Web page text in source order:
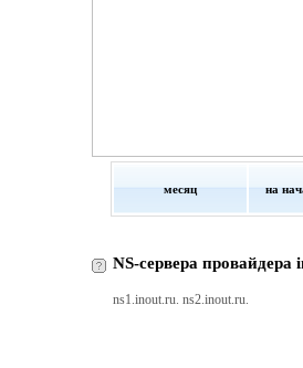
месяц на
NS-сервера провайдера
ns1.inout.ru. ns2.inout.ru.